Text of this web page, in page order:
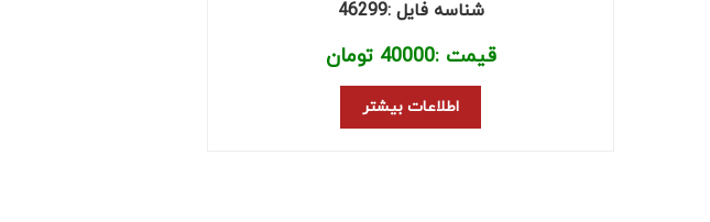
شناسه فایل :46299
قیمت :40000 تومان
اطلاعات بیشتر